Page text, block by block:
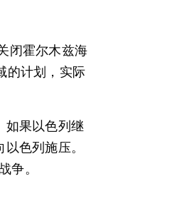
闭霍尔木兹海
的计划，实际
如果以色列继
色列施压。
争。